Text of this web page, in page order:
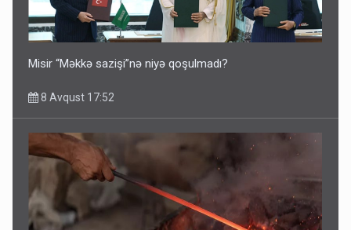
Misir “Məkkə sazişi”nə niyə qoşulmadı?
8 Avqust 17:52